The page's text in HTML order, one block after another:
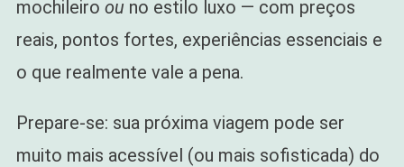
mochileiro ou no estilo luxo — com preços
reais, pontos fortes, experiências essenciais e
o que realmente vale a pena.
Prepare-se: sua próxima viagem pode ser
muito mais acessível (ou mais sofisticada) do